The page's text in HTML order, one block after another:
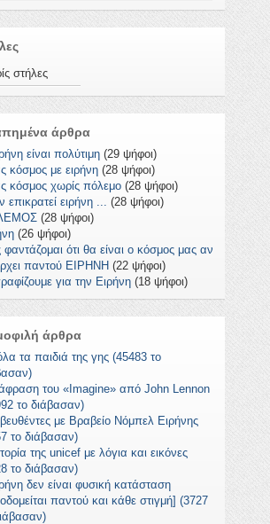
στήλες
άρθρα
είναι πολύτιμη (29 ψήφοι)
κόσμος με ειρήνη (28 ψήφοι)
κόσμος χωρίς πόλεμο (28 ψήφοι)
επικρατεί ειρήνη ... (28 ψήφοι)
(28 ψήφοι)
(26 ψήφοι)
ότι θα είναι ο κόσμος μας αν
παντού ΕΙΡΗΝΗ (22 ψήφοι)
για την Ειρήνη (18 ψήφοι)
άρθρα
τα παιδιά της γης (45483 το
του «Imagine» από John Lennon
το διάβασαν)
με Βραβείο Νόμπελ Ειρήνης
το διάβασαν)
της unicef με λόγια και εικόνες
το διάβασαν)
δεν είναι φυσική κατάσταση
παντού και κάθε στιγμή] (3727